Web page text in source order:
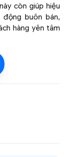
còn giúp hiệu
buôn bán,
hàng yên tâm